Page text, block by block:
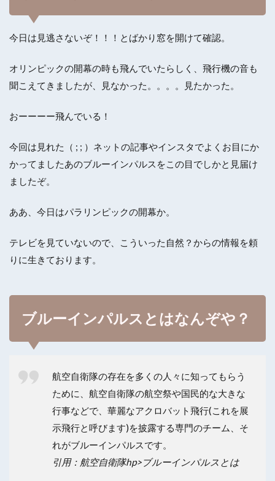
今日は見逃さないぞ！！！とばかり窓を開けて確認。
オリンピックの開幕の時も飛んでいたらしく、飛行機の音も
聞こえてきましたが、見なかった。。。。見たかった。
おーーーー飛んでいる！
今回は見れた（ ; ; ）ネットの記事やインスタでよくお目にか
かってましたあのブルーインパルスをこの目でしかと見届け
ましたぞ。
ああ、今日はパラリンピックの開幕か。
テレビを見ていないので、こういった自然？からの情報を頼
りに生きております。
ブルーインパルスとはなんぞや？
航空自衛隊の存在を多くの人々に知ってもらう
ために、航空自衛隊の航空祭や国民的な大きな
行事などで、華麗なアクロバット飛行(これを展
示飛行と呼びます)を披露する専門のチーム、そ
れがブルーインパルスです。
引用：航空自衛隊hp>ブルーインパルスとは